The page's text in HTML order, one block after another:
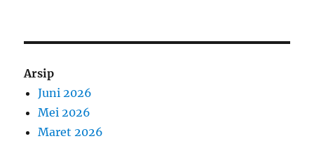
Arsip
Juni 2026
Mei 2026
Maret 2026